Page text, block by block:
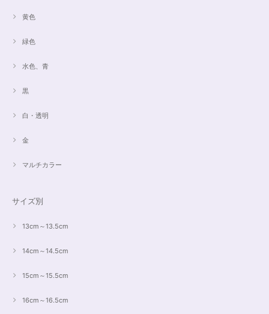
黄色
緑色
水色、青
黒
白・透明
金
マルチカラー
サイズ別
13cm～13.5cm
14cm～14.5cm
15cm～15.5cm
16cm～16.5cm